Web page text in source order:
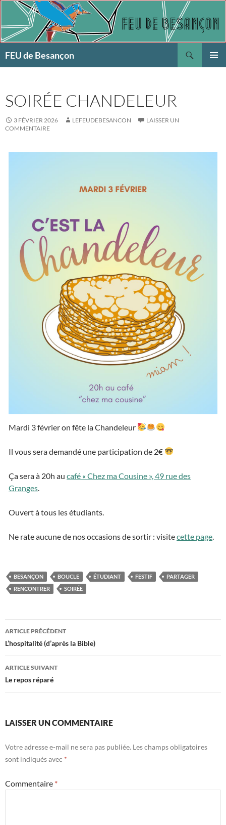
Aller
contenu
FEU de Besançon
SOIRÉE CHANDELEUR
3 FÉVRIER 2026 LEFEUDEBESANCON
LAISSER UN
COMMENTAIRE
Mardi 3 février on fête la Chandeleur
Il vous sera demandé une participation de 2€
Ça sera à 20h au café « Chez ma Cousine », 49 rue des
Granges.
Ouvert à tous les étudiants.
Ne rate aucune de nos occasions de sortir : visitecette page.
BESANÇON BOUCLE ÉTUDIANT FESTIF
PARTAGER
RENCONTRER
SOIRÉE
Navigation
des
articles
ARTICLE PRÉCÉDENT
L’hospitalité (d’après la Bible)
ARTICLE SUIVANT
Le repos réparé
LAISSER UN COMMENTAIRE
Votre adresse e-mail ne sera pas publiée. Les champs obligatoires
sont indiqués avec *
Commentaire *